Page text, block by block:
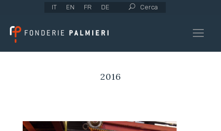
IT EN FR DE Cerca
2016